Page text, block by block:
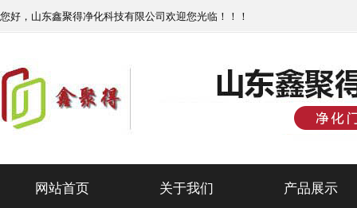
您好，山东鑫聚得净化科技有限公司欢迎您光临！！！
网站首页 关于我们 产品展示